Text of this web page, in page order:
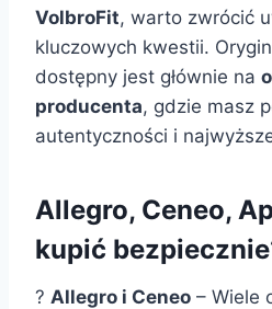
VolbroFit, warto zwrócić
kluczowych kwestii.
dostępny jest głównie na
producenta, gdzie masz
autentyczności i
Allegro, Ceneo,
kupić
? Allegro i Ceneo – Wiele